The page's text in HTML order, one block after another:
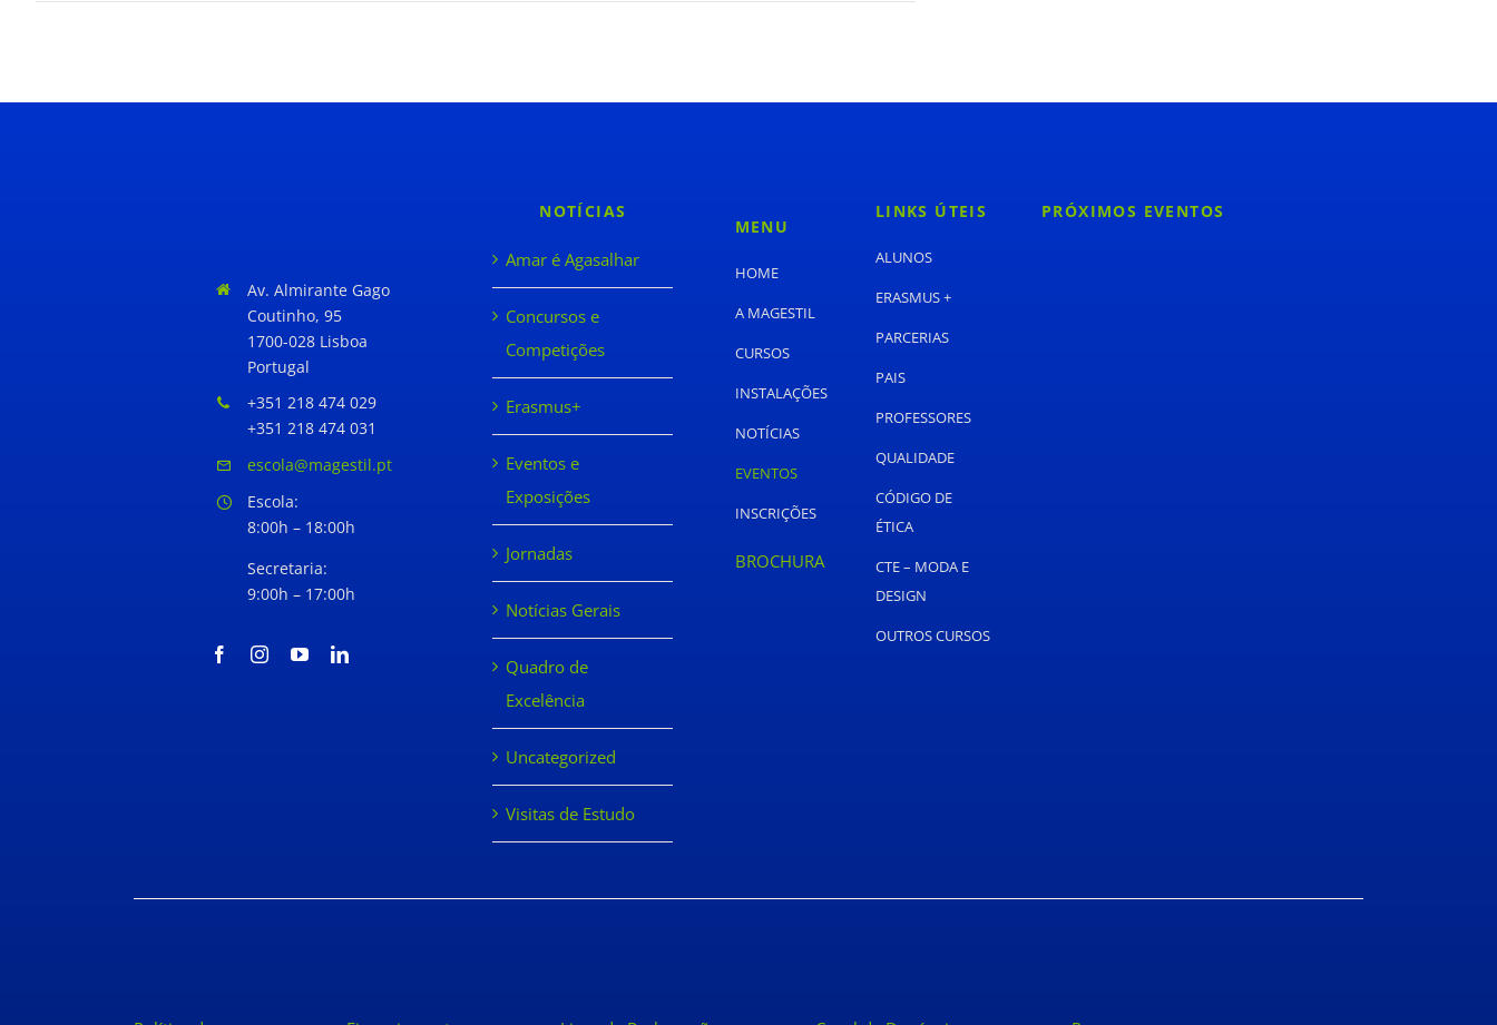
Av. Almirante Gago
Coutinho, 95
1700-028 Lisboa
Portugal
+351 218 474 029
+351 218 474 031
escola@magestil.pt
Escola:
8:00h – 18:00h
Secretaria:
9:00h – 17:00h
NOTÍCIAS
Amar é Agasalhar
Concursos e
Competições
Erasmus+
Eventos e
Exposições
Jornadas
Notícias Gerais
Quadro de
Excelência
Uncategorized
Visitas de Estudo
MENU
HOME
A MAGESTIL
CURSOS
INSTALAÇÕES
NOTÍCIAS
EVENTOS
INSCRIÇÕES
BROCHURA
LINKS ÚTEIS
ALUNOS
ERASMUS +
PARCERIAS
PAIS
PROFESSORES
QUALIDADE
CÓDIGO DE
ÉTICA
CTE – MODA E
DESIGN
OUTROS CURSOS
PRÓXIMOS EVENTOS